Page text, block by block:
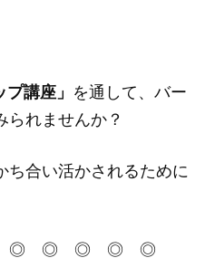
講座」 を通して、バー
られませんか？
ち合い活かされるために
◎ ◎ ◎ ◎ ◎